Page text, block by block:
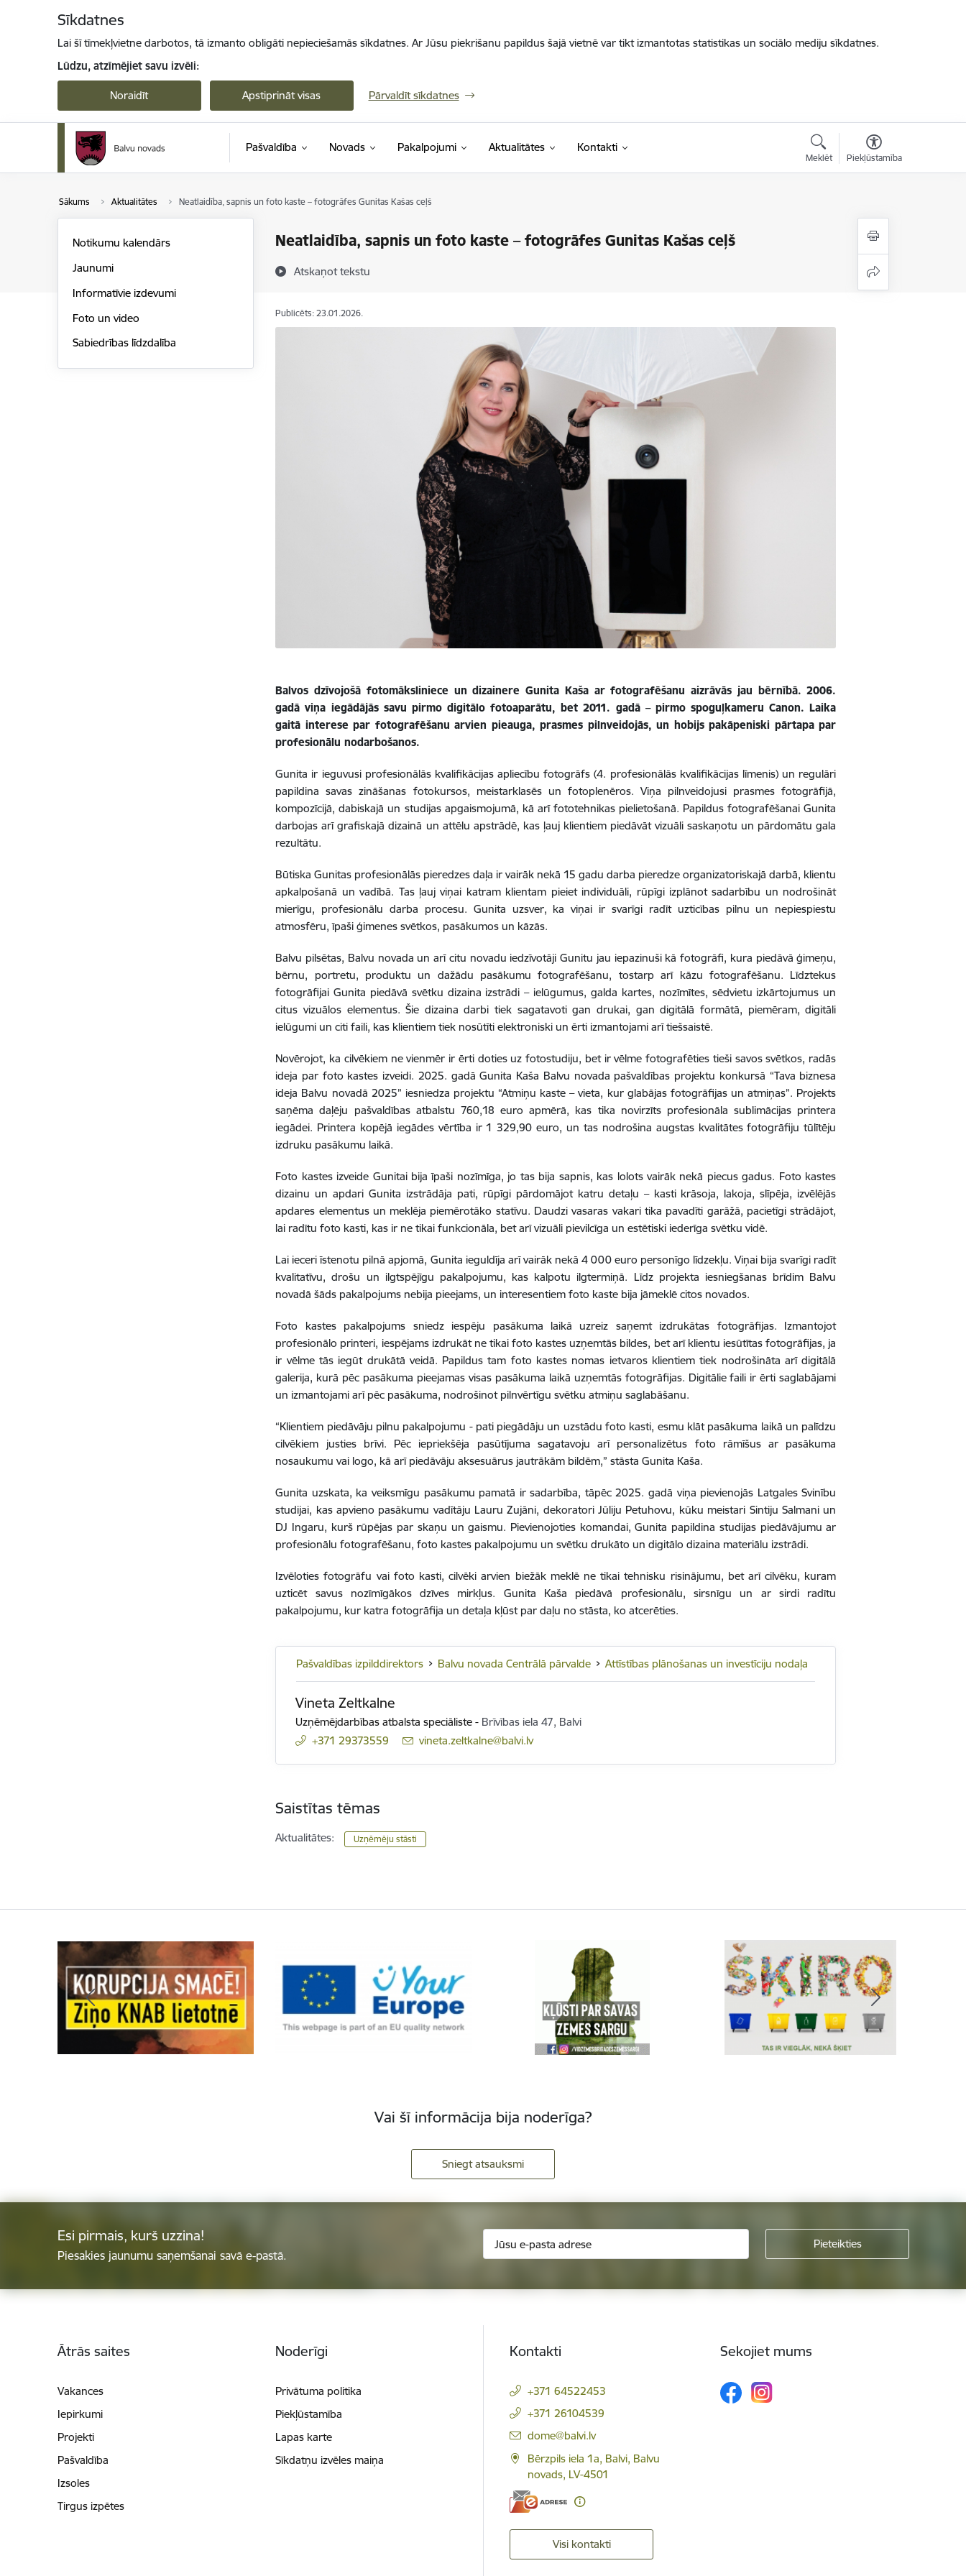
Sīkdatnes
Lai šī tīmekļvietne darbotos, tā izmanto obligāti nepieciešamās sīkdatnes. Ar Jūsu piekrišanu papildus šajā vietnē var tikt izmantotas statistikas un sociālo mediju sīkdatnes.
Lūdzu, atzīmējiet savu izvēli:
Noraidīt Apstiprināt visas Pārvaldīt sīkdatnes
Pašvaldība Novads Pakalpojumi Aktualitātes Kontakti
Meklēt Piekļūstamība
Sākums Aktualitātes Neatlaidība, sapnis un foto kaste – fotogrāfes Gunitas Kašas ceļš
Neatlaidība, sapnis un foto kaste – fotogrāfes Gunitas Kašas ceļš
Atskaņot tekstu
Notikumu kalendārs
Jaunumi
Informatīvie izdevumi
Foto un video
Sabiedrības līdzdalība
Publicēts: 23.01.2026.
Balvos dzīvojošā fotomāksliniece un dizainere Gunita Kaša ar fotografēšanu aizrāvās jau bērnībā. 2006.
gadā viņa iegādājās savu pirmo digitālo fotoaparātu, bet 2011. gadā – pirmo spoguļkameru Canon. Laika
gaitā interese par fotografēšanu arvien pieauga, prasmes pilnveidojās, un hobijs pakāpeniski pārtapa par
profesionālu nodarbošanos.
Gunita ir ieguvusi profesionālās kvalifikācijas apliecību fotogrāfs (4. profesionālās kvalifikācijas līmenis) un regulāri
papildina savas zināšanas fotokursos, meistarklasēs un fotoplenēros. Viņa pilnveidojusi prasmes fotogrāfijā,
kompozīcijā, dabiskajā un studijas apgaismojumā, kā arī fototehnikas pielietošanā. Papildus fotografēšanai Gunita
darbojas arī grafiskajā dizainā un attēlu apstrādē, kas ļauj klientiem piedāvāt vizuāli saskaņotu un pārdomātu gala
rezultātu.
Būtiska Gunitas profesionālās pieredzes daļa ir vairāk nekā 15 gadu darba pieredze organizatoriskajā darbā, klientu
apkalpošanā un vadībā. Tas ļauj viņai katram klientam pieiet individuāli, rūpīgi izplānot sadarbību un nodrošināt
mierīgu, profesionālu darba procesu. Gunita uzsver, ka viņai ir svarīgi radīt uzticības pilnu un nepiespiestu
atmosfēru, īpaši ģimenes svētkos, pasākumos un kāzās.
Balvu pilsētas, Balvu novada un arī citu novadu iedzīvotāji Gunitu jau iepazinuši kā fotogrāfi, kura piedāvā ģimeņu,
bērnu, portretu, produktu un dažādu pasākumu fotografēšanu, tostarp arī kāzu fotografēšanu. Līdztekus
fotogrāfijai Gunita piedāvā svētku dizaina izstrādi – ielūgumus, galda kartes, nozīmītes, sēdvietu izkārtojumus un
citus vizuālos elementus. Šie dizaina darbi tiek sagatavoti gan drukai, gan digitālā formātā, piemēram, digitāli
ielūgumi un citi faili, kas klientiem tiek nosūtīti elektroniski un ērti izmantojami arī tiešsaistē.
Novērojot, ka cilvēkiem ne vienmēr ir ērti doties uz fotostudiju, bet ir vēlme fotografēties tieši savos svētkos, radās
ideja par foto kastes izveidi. 2025. gadā Gunita Kaša Balvu novada pašvaldības projektu konkursā “Tava biznesa
ideja Balvu novadā 2025” iesniedza projektu “Atmiņu kaste – vieta, kur glabājas fotogrāfijas un atmiņas”. Projekts
saņēma daļēju pašvaldības atbalstu 760,18 euro apmērā, kas tika novirzīts profesionāla sublimācijas printera
iegādei. Printera kopējā iegādes vērtība ir 1 329,90 euro, un tas nodrošina augstas kvalitātes fotogrāfiju tūlītēju
izdruku pasākumu laikā.
Foto kastes izveide Gunitai bija īpaši nozīmīga, jo tas bija sapnis, kas lolots vairāk nekā piecus gadus. Foto kastes
dizainu un apdari Gunita izstrādāja pati, rūpīgi pārdomājot katru detaļu – kasti krāsoja, lakoja, slīpēja, izvēlējās
apdares elementus un meklēja piemērotāko statīvu. Daudzi vasaras vakari tika pavadīti garāžā, pacietīgi strādājot,
lai radītu foto kasti, kas ir ne tikai funkcionāla, bet arī vizuāli pievilcīga un estētiski iederīga svētku vidē.
Lai ieceri īstenotu pilnā apjomā, Gunita ieguldīja arī vairāk nekā 4 000 euro personīgo līdzekļu. Viņai bija svarīgi radīt
kvalitatīvu, drošu un ilgtspējīgu pakalpojumu, kas kalpotu ilgtermiņā. Līdz projekta iesniegšanas brīdim Balvu
novadā šāds pakalpojums nebija pieejams, un interesentiem foto kaste bija jāmeklē citos novados.
Foto kastes pakalpojums sniedz iespēju pasākuma laikā uzreiz saņemt izdrukātas fotogrāfijas. Izmantojot
profesionālo printeri, iespējams izdrukāt ne tikai foto kastes uzņemtās bildes, bet arī klientu iesūtītas fotogrāfijas, ja
ir vēlme tās iegūt drukātā veidā. Papildus tam foto kastes nomas ietvaros klientiem tiek nodrošināta arī digitālā
galerija, kurā pēc pasākuma pieejamas visas pasākuma laikā uzņemtās fotogrāfijas. Digitālie faili ir ērti saglabājami
un izmantojami arī pēc pasākuma, nodrošinot pilnvērtīgu svētku atmiņu saglabāšanu.
“Klientiem piedāvāju pilnu pakalpojumu - pati piegādāju un uzstādu foto kasti, esmu klāt pasākuma laikā un palīdzu
cilvēkiem justies brīvi. Pēc iepriekšēja pasūtījuma sagatavoju arī personalizētus foto rāmīšus ar pasākuma
nosaukumu vai logo, kā arī piedāvāju aksesuārus jautrākām bildēm,” stāsta Gunita Kaša.
Gunita uzskata, ka veiksmīgu pasākumu pamatā ir sadarbība, tāpēc 2025. gadā viņa pievienojās Latgales Svinību
studijai, kas apvieno pasākumu vadītāju Lauru Zujāni, dekoratori Jūliju Petuhovu, kūku meistari Sintiju Salmani un
DJ Ingaru, kurš rūpējas par skaņu un gaismu. Pievienojoties komandai, Gunita papildina studijas piedāvājumu ar
profesionālu fotografēšanu, foto kastes pakalpojumu un svētku drukāto un digitālo dizaina materiālu izstrādi.
Izvēloties fotogrāfu vai foto kasti, cilvēki arvien biežāk meklē ne tikai tehnisku risinājumu, bet arī cilvēku, kuram
uzticēt savus nozīmīgākos dzīves mirkļus. Gunita Kaša piedāvā profesionālu, sirsnīgu un ar sirdi radītu
pakalpojumu, kur katra fotogrāfija un detaļa kļūst par daļu no stāsta, ko atcerēties.
Pašvaldības izpilddirektors Balvu novada Centrālā pārvalde Attīstības plānošanas un investīciju nodaļa
Vineta Zeltkalne
Uzņēmējdarbības atbalsta speciāliste - Brīvības iela 47, Balvi
+371 29373559
E-pasts:
vineta.zeltkalne@balvi.lv
Saistītas tēmas
Aktualitātes: Uzņēmēju stāsti
Vai šī informācija bija noderīga?
Sniegt atsauksmi
Esi pirmais, kurš uzzina!
Piesakies jaunumu saņemšanai savā e-pastā.
Ātrās saites
Vakances
Iepirkumi
Projekti
Pašvaldība
Izsoles
Tirgus izpētes
Noderīgi
Privātuma politika
Piekļūstamība
Lapas karte
Sīkdatņu izvēles maiņa
Kontakti
+371 64522453
+371 26104539
E-pasts:
dome@balvi.lv
Bērzpils iela 1a, Balvi, Balvu
novads, LV-4501
Visi kontakti
Sekojiet mums